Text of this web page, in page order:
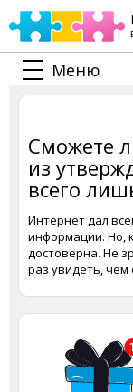
Меню
Сможете
из
всего
Интернет дал
информации. Но,
достоверна. Не
раз увидеть, чем